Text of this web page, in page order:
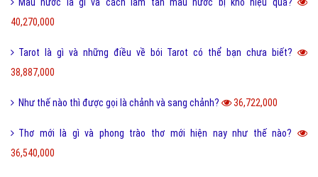
Màu nước là gì và cách làm tan màu nước bị khô hiệu quả?
40,270,000
Tarot là gì và những điều về bói Tarot có thể bạn chưa biết?
38,887,000
Như thế nào thì được gọi là chảnh và sang chảnh? 36,722,000
Thơ mới là gì và phong trào thơ mới hiện nay như thế nào?
36,540,000